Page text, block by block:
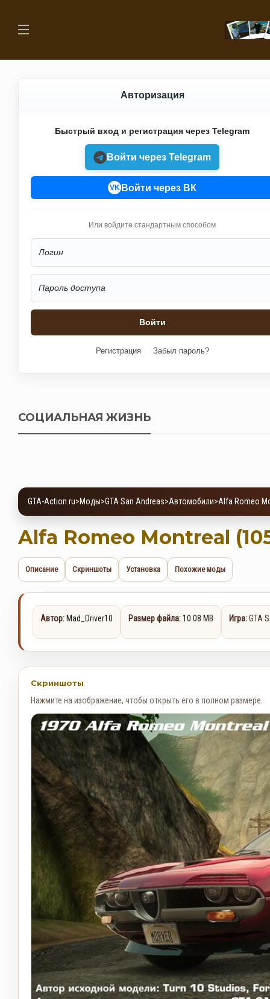
Авторизация
Быстрый вход и регистрация через Telegram
Войти через Telegram
VK Войти через ВК
Или войдите стандартным способом
Регистрация Забыл пароль?
СОЦИАЛЬНАЯ ЖИЗНЬ
GTA-Action.ru>Моды>GTA San Andreas>Автомобили>Alfa Romeo
Alfa Romeo Montreal
Описание Скриншоты Установка Похожие моды
Автор: Mad_Driver10 Размер файла:10.08 MB Игра:GTA
Скриншоты
Нажмите на изображение, чтобы открыть его в полном размере.